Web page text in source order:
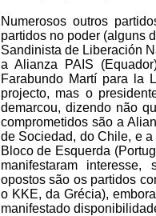
Numerosos outros
partidos no poder (alguns
Sandinista de Liberación
a Alianza PAIS
Farabundo Martí para la
projecto, mas o
demarcou, dizendo não
comprometidos são a
de Sociedad, do Chile, e
Bloco de Esquerda
manifestaram
opostos são os partidos
o KKE, da Grécia),
manifestado